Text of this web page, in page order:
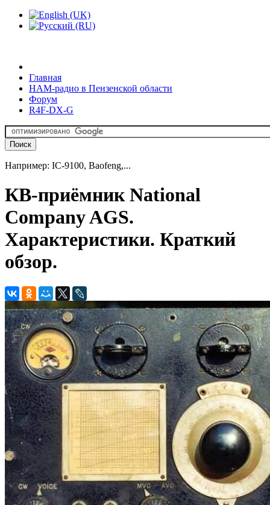
Главная
HAM-радио в Пензенской области
Форум
R4F-DX-G
Например: IC-9100, Baofeng,...
КВ-приёмник National
Company AGS.
Характеристики. Краткий
обзор.